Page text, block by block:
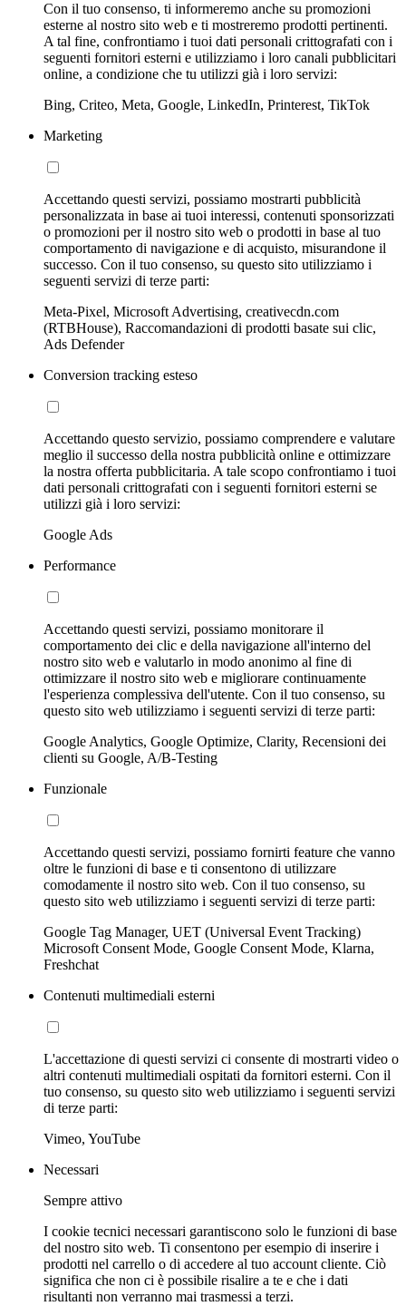
Con il tuo consenso, ti informeremo anche su promozioni
esterne al nostro sito web e ti mostreremo prodotti pertinenti.
A tal fine, confrontiamo i tuoi dati personali crittografati con i
seguenti fornitori esterni e utilizziamo i loro canali pubblicitari
online, a condizione che tu utilizzi già i loro servizi:
Bing, Criteo, Meta, Google, LinkedIn, Printerest, TikTok
Marketing
Accettando questi servizi, possiamo mostrarti pubblicità
personalizzata in base ai tuoi interessi, contenuti sponsorizzati
o promozioni per il nostro sito web o prodotti in base al tuo
comportamento di navigazione e di acquisto, misurandone il
successo. Con il tuo consenso, su questo sito utilizziamo i
seguenti servizi di terze parti:
Meta-Pixel, Microsoft Advertising, creativecdn.com
(RTBHouse), Raccomandazioni di prodotti basate sui clic,
Ads Defender
Conversion tracking esteso
Accettando questo servizio, possiamo comprendere e valutare
meglio il successo della nostra pubblicità online e ottimizzare
la nostra offerta pubblicitaria. A tale scopo confrontiamo i tuoi
dati personali crittografati con i seguenti fornitori esterni se
utilizzi già i loro servizi:
Google Ads
Performance
Accettando questi servizi, possiamo monitorare il
comportamento dei clic e della navigazione all'interno del
nostro sito web e valutarlo in modo anonimo al fine di
ottimizzare il nostro sito web e migliorare continuamente
l'esperienza complessiva dell'utente. Con il tuo consenso, su
questo sito web utilizziamo i seguenti servizi di terze parti:
Google Analytics, Google Optimize, Clarity, Recensioni dei
clienti su Google, A/B-Testing
Funzionale
Accettando questi servizi, possiamo fornirti feature che vanno
oltre le funzioni di base e ti consentono di utilizzare
comodamente il nostro sito web. Con il tuo consenso, su
questo sito web utilizziamo i seguenti servizi di terze parti:
Google Tag Manager, UET (Universal Event Tracking)
Microsoft Consent Mode, Google Consent Mode, Klarna,
Freshchat
Contenuti multimediali esterni
L'accettazione di questi servizi ci consente di mostrarti video o
altri contenuti multimediali ospitati da fornitori esterni. Con il
tuo consenso, su questo sito web utilizziamo i seguenti servizi
di terze parti:
Vimeo, YouTube
Necessari
Sempre attivo
I cookie tecnici necessari garantiscono solo le funzioni di base
del nostro sito web. Ti consentono per esempio di inserire i
prodotti nel carrello o di accedere al tuo account cliente. Ciò
significa che non ci è possibile risalire a te e che i dati
risultanti non verranno mai trasmessi a terzi.